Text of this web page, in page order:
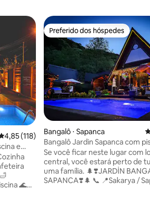
de uma avaliação média de 5, 118
4,85 (118)
e
🌊
Preferido dos hóspedes
Preferido dos hóspedes
Bangalô ⋅ Sapanca
Bangalô Jardin Sapanca com
aquecida e jacuzzi VIP -1-
Se você ficar neste lugar com
central, você estará perto de
uma família. 🌲❣️JARDİN
SAPANCA❣️🌲 📞 📍Sakarya / Sapanca